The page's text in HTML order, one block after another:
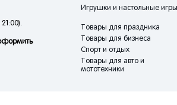
Игрушки и настольные игры
Товары для праздника
Товары для бизнеса
Спорт и отдых
Товары для авто и
мототехники